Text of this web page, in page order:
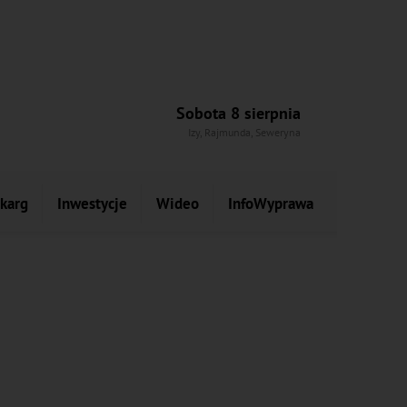
Sobota 8 sierpnia
Izy, Rajmunda, Seweryna
Inwestycje Wideo InfoWyprawa